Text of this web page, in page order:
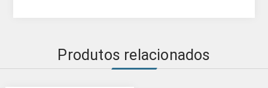
Produtos relacionados